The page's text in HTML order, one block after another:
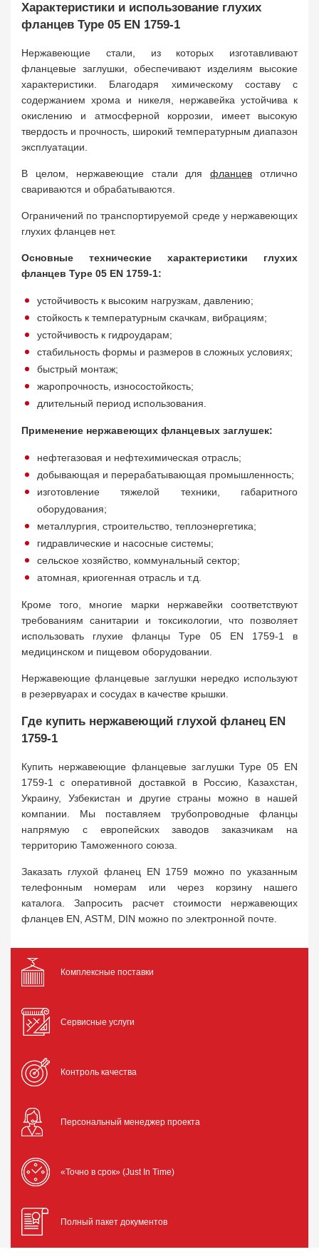
Характеристики и использование глухих
фланцев Type 05 EN 1759-1
Нержавеющие стали, из которых изготавливают
фланцевые заглушки, обеспечивают изделиям высокие
характеристики. Благодаря химическому составу с
содержанием хрома и никеля, нержавейка устойчива к
окислению и атмосферной коррозии, имеет высокую
твердость и прочность, широкий температурным диапазон
эксплуатации.
В целом, нержавеющие стали дляфланцев отлично
свариваются и обрабатываются.
Ограничений по транспортируемой среде у нержавеющих
глухих фланцев нет.
Основные технические характеристики глухих
фланцев Type 05 EN 1759-1:
устойчивость к высоким нагрузкам, давлению;
стойкость к температурным скачкам, вибрациям;
устойчивость к гидроударам;
стабильность формы и размеров в сложных условиях;
быстрый монтаж;
жаропрочность, износостойкость;
длительный период использования.
Применение нержавеющих фланцевых заглушек:
нефтегазовая и нефтехимическая отрасль;
добывающая и перерабатывающая промышленность;
изготовление тяжелой техники, габаритного
оборудования;
металлургия, строительство, теплоэнергетика;
гидравлические и насосные системы;
сельское хозяйство, коммунальный сектор;
атомная, криогенная отрасль и т.д.
Кроме того, многие марки нержавейки соответствуют
требованиям санитарии и токсикологии, что позволяет
использовать глухие фланцы Type 05 EN 1759-1 в
медицинском и пищевом оборудовании.
Нержавеющие фланцевые заглушки нередко используют
в резервуарах и сосудах в качестве крышки.
Где купить нержавеющий глухой фланец EN
1759-1
Купить нержавеющие фланцевые заглушки Type 05 EN
1759-1 с оперативной доставкой в Россию, Казахстан,
Украину, Узбекистан и другие страны можно в нашей
компании. Мы поставляем трубопроводные фланцы
напрямую с европейских заводов заказчикам на
территорию Таможенного союза.
Заказать глухой фланец EN 1759 можно по указанным
телефонным номерам или через корзину нашего
каталога. Запросить расчет стоимости нержавеющих
фланцев EN, ASTM, DIN можно по электронной почте.
Комплексные поставки
Сервисные услуги
Контроль качества
Персональный менеджер проекта
«Точно в срок» (Just In Time)
Полный пакет документов